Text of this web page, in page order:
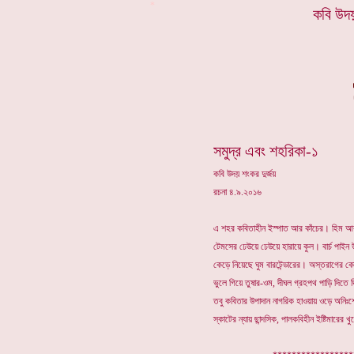
কবি উ
সমুদ্র এবং শহরিকা-১
কবি উদয় শংকর দুর্জয়
রচনা ৪.৯.২০১৬
এ শহর কবিতাহীন ইস্পাত আর কাঁচের। হিম
টেমসের ঢেউয়ে ঢেউয়ে হারায়ে কুল। বার্চ
কেড়ে নিয়েছে ঘুম বারটেন্ডারের। অস্তরাগের
ভুলে গিয়ে তুষার-ওম, দীঘল গ্রহপথ পাড়ি দিতে
তবু কবিতার উপাদান নাগরিক হাওয়ায় ওড়ে
স্কাটের ন্যায় ছান্দসিক, পালকবিহীন